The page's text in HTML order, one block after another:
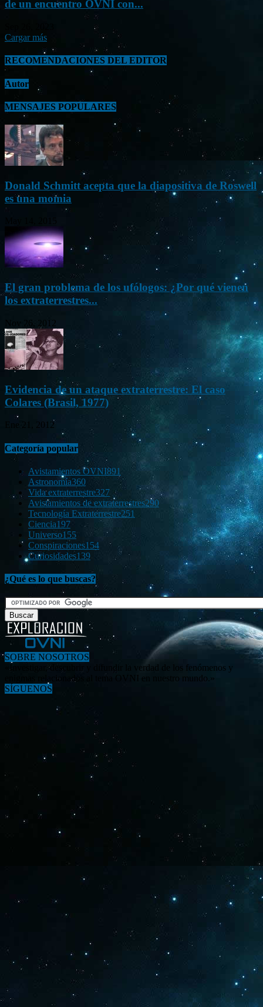
de un encuentro OVNI con...
Cargar más
RECOMENDACIONES DEL EDITOR
Autor
MENSAJES POPULARES
Donald Schmitt acepta que la diapositiva de Roswell
es una momia
El gran problema de los ufólogos: ¿Por qué vienen
los extraterrestres...
Nov 26, 2012
Evidencia de un ataque extraterrestre: El caso
Colares (Brasil, 1977)
Ene 21, 2012
Categoría popular
Avistamientos OVNI891
Astronomía360
Vida extraterrestre327
Avistamientos de extraterrestres290
Tecnología Extraterrestre251
Ciencia197
Universo155
Conspiraciones154
Curiosidades139
¿Qué es lo que buscas?
SOBRE NOSOTROS
«Investigar, descubrir y difundir la verdad de los fenómenos y
enigmas relacionados al tema OVNI en nuestro mundo.»
SÍGUENOS